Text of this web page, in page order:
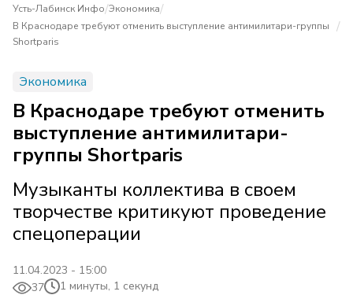
Усть-Лабинск Инфо/Экономика/
В Краснодаре требуют отменить выступление антимилитари-группы
Shortparis
/
Экономика
В Краснодаре требуют отменить
выступление антимилитари-
группы Shortparis
Музыканты коллектива в своем
творчестве критикуют проведение
спецоперации
11.04.2023 - 15:00
37
1 минуты, 1 секунд